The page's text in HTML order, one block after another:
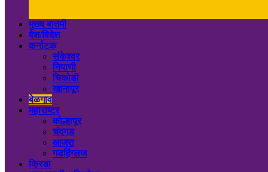
मुख्य बातमी
देश/विदेश
कर्नाटक
संकेश्वर
निपाणी
चिकोडी
खानापूर
बेळगाव
महाराष्ट्र
कोल्हापूर
चंदगड
आजरा
गडहिंग्लज
क्रिडा